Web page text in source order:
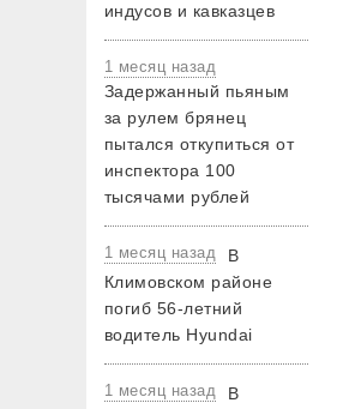
индусов и кавказцев
1 месяц назад
Задержанный пьяным
за рулем брянец
пытался откупиться от
инспектора 100
тысячами рублей
1 месяц назад
В
Климовском районе
погиб 56-летний
водитель Hyundai
1 месяц назад
В